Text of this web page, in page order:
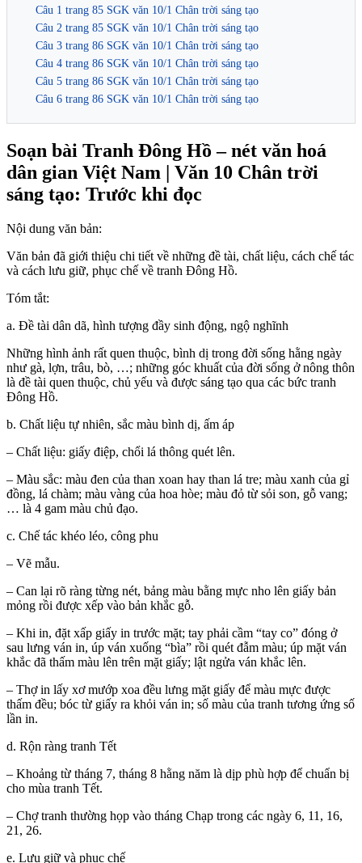
Câu 1 trang 85 SGK văn 10/1 Chân trời sáng tạo
Câu 2 trang 85 SGK văn 10/1 Chân trời sáng tạo
Câu 3 trang 86 SGK văn 10/1 Chân trời sáng tạo
Câu 4 trang 86 SGK văn 10/1 Chân trời sáng tạo
Câu 5 trang 86 SGK văn 10/1 Chân trời sáng tạo
Câu 6 trang 86 SGK văn 10/1 Chân trời sáng tạo
Soạn bài Tranh Đông Hồ – nét văn hoá
dân gian Việt Nam | Văn 10 Chân trời
sáng tạo: Trước khi đọc
Nội dung văn bản:
Văn bản đã giới thiệu chi tiết về những đề tài, chất liệu, cách chế tác
và cách lưu giữ, phục chế về tranh Đông Hồ.
Tóm tắt:
a. Đề tài dân dã, hình tượng đầy sinh động, ngộ nghĩnh
Những hình ảnh rất quen thuộc, bình dị trong đời sống hằng ngày
như gà, lợn, trâu, bò, …; những góc khuất của đời sống ở nông thôn
là đề tài quen thuộc, chủ yếu và được sáng tạo qua các bức tranh
Đông Hồ.
b. Chất liệu tự nhiên, sắc màu bình dị, ấm áp
– Chất liệu: giấy điệp, chổi lá thông quét lên.
– Màu sắc: màu đen của than xoan hay than lá tre; màu xanh của gỉ
đồng, lá chàm; màu vàng của hoa hòe; màu đỏ từ sỏi son, gỗ vang;
… là 4 gam màu chủ đạo.
c. Chế tác khéo léo, công phu
– Vẽ mẫu.
– Can lại rõ ràng từng nét, bảng màu bằng mực nho lên giấy bản
mỏng rồi được xếp vào bản khắc gỗ.
– Khi in, đặt xấp giấy in trước mặt; tay phải cầm “tay co” đóng ở
sau lưng ván in, úp ván xuống “bìa” rồi quét đẫm màu; úp mặt ván
khắc đã thấm màu lên trên mặt giấy; lật ngửa ván khắc lên.
– Thợ in lấy xơ mướp xoa đều lưng mặt giấy để màu mực được
thấm đều; bóc từ giấy ra khỏi ván in; số màu của tranh tương ứng số
lần in.
d. Rộn ràng tranh Tết
– Khoảng từ tháng 7, tháng 8 hằng năm là dịp phù hợp để chuẩn bị
cho mùa tranh Tết.
– Chợ tranh thường họp vào tháng Chạp trong các ngày 6, 11, 16,
21, 26.
e. Lưu giữ và phục chế